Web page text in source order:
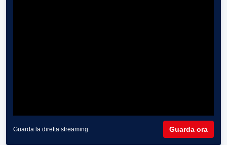
Guarda la diretta streaming Guarda ora